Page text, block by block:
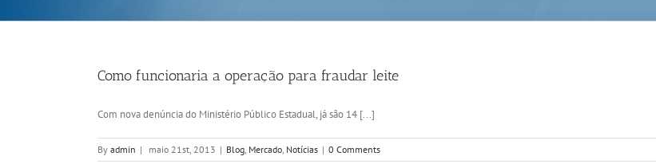
Como funcionaria a operação para fraudar leite
Com nova denúncia do Ministério Público Estadual, já são 14 [...]
By admin | maio 21st, 2013 | Blog, Mercado, Notícias | 0 Comments